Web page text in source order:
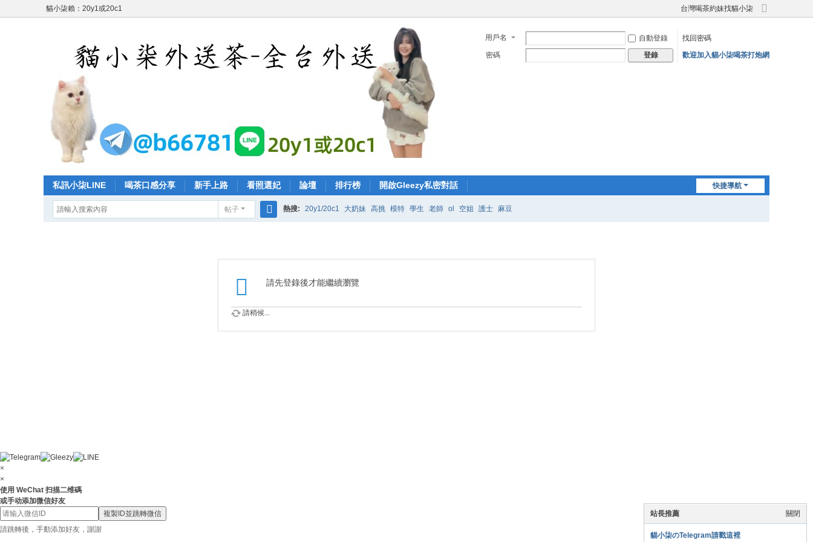
貓小柒賴：20y1或20c1 台灣喝茶約妹找貓小柒
切
寬
用戶名 自動登錄
找回密碼
密碼
登錄 歡迎加入貓小柒喝茶打炮網
快捷導航
私訊小柒LINE 喝茶口感分享 新手上路 看照選妃 論壇 排行榜 開啟Gleezy私密對話
帖子 熱搜: 20y1/20c1 大奶妹 高挑 模特 學生 老師 ol 空姐 護士 麻豆
請先登錄後才能繼續瀏覽
請稍候...
關閉
站長推薦
貓小柒のTelegram請戳這裡
×
×
使用 WeChat 扫描二维碼
或手动添加微信好友
複製ID並跳轉微信
請跳轉後，手動添加好友，謝謝